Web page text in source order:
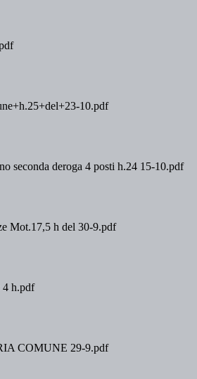
10.pdf
seconda deroga 4 posti h.24 15-10.pdf
Mot.17,5 h del 30-9.pdf
4 h.pdf
COMUNE 29-9.pdf